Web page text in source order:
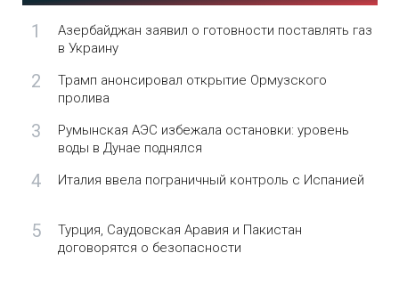
1
Азербайджан заявил о готовности поставлять газ
в Украину
2
Трамп анонсировал открытие Ормузского
пролива
3
Румынская АЭС избежала остановки: уровень
воды в Дунае поднялся
4 Италия ввела пограничный контроль с Испанией
5
Турция, Саудовская Аравия и Пакистан
договорятся о безопасности